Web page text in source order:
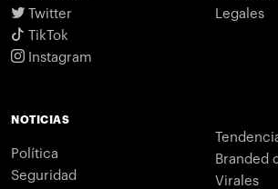
Twitter
TikTok
Instagram
Legales
NOTICIAS
Política
Seguridad
Branded
Virales